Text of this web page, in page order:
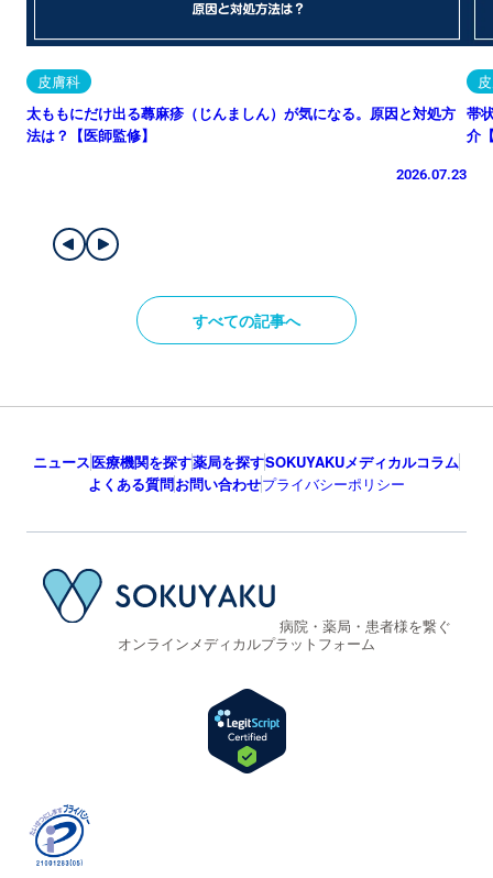
皮膚科
太ももにだけ出る蕁麻疹（じんましん）が気になる。原因と対処方
法は？【医師監修】
2026.07.23
帯
介
すべての記事へ
ニュース医療機関を探す薬局を探すSOKUYAKUメディカルコラム
よくある質問お問い合わせプライバシーポリシー
病院・薬局・患者様を繋ぐ
オンラインメディカルプラットフォーム